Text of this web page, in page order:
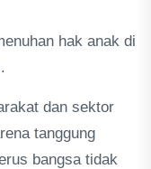
hak anak di
dan sektor
tanggung
bangsa tidak